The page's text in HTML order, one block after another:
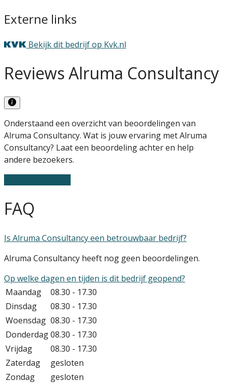
Externe links
Bekijk dit bedrijf op Kvk.nl
Reviews Alruma Consultancy
Onderstaand een overzicht van beoordelingen van
Alruma Consultancy. Wat is jouw ervaring met Alruma
Consultancy? Laat een beoordeling achter en help
andere bezoekers.
FAQ
Is Alruma Consultancy een betrouwbaar bedrijf?
Alruma Consultancy heeft nog geen beoordelingen.
Op welke dagen en tijden is dit bedrijf geopend?
Maandag
08.30 - 17.30
Dinsdag
08.30 - 17.30
Woensdag 08.30 - 17.30
Donderdag08.30 - 17.30
Vrijdag
08.30 - 17.30
Zaterdag
gesloten
Zondag
gesloten